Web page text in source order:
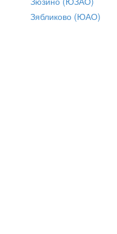
Зябликово (ЮАО)